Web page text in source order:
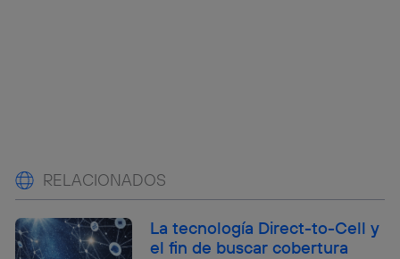
RELACIONADOS
La tecnología Direct-to-Cell y
el fin de buscar cobertura